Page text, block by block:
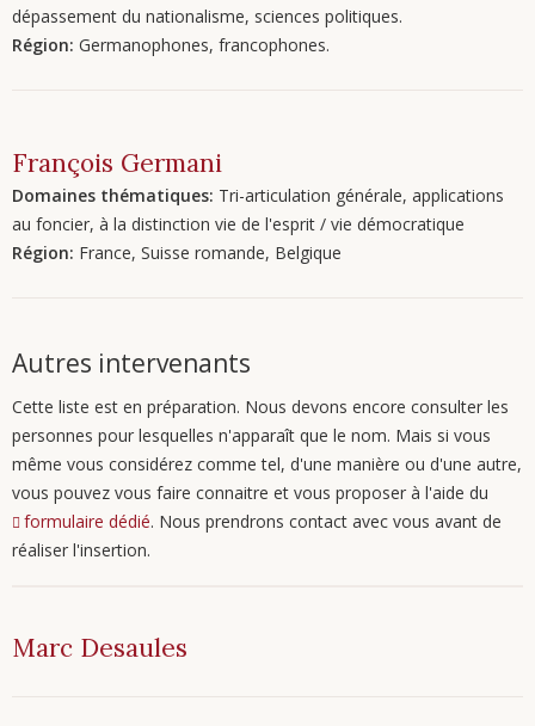
dépassement du nationalisme, sciences politiques.
Région: Germanophones, francophones.
François Germani
Domaines thématiques: Tri-articulation générale, applications
au foncier, à la distinction vie de l'esprit / vie démocratique
Région: France, Suisse romande, Belgique
Autres intervenants
Cette liste est en préparation. Nous devons encore consulter les
personnes pour lesquelles n'apparaît que le nom. Mais si vous
même vous considérez comme tel, d'une manière ou d'une autre,
vous pouvez vous faire connaitre et vous proposer à l'aide du
formulaire dédié. Nous prendrons contact avec vous avant de
réaliser l'insertion.
Marc Desaules